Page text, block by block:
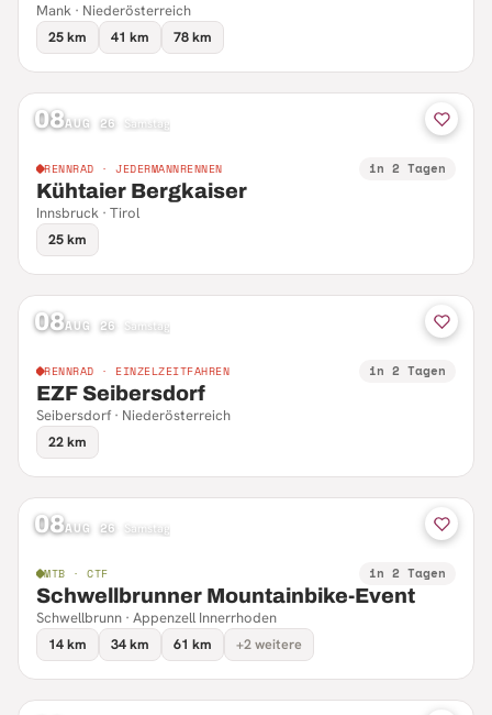
Mank · Niederösterreich
25 km
41 km 78 km
08AUG 26 Samstag
RENNRAD · JEDERMANNRENNEN in 2 Tagen
Kühtaier Bergkaiser
Innsbruck · Tirol
25 km
08AUG 26 Samstag
RENNRAD · EINZELZEITFAHREN in 2 Tagen
EZF Seibersdorf
Seibersdorf · Niederösterreich
22 km
08AUG 26 Samstag
MTB · CTF in 2 Tagen
Schwellbrunner Mountainbike-Event
Schwellbrunn · Appenzell Innerrhoden
14 km
34 km 61 km +2 weitere